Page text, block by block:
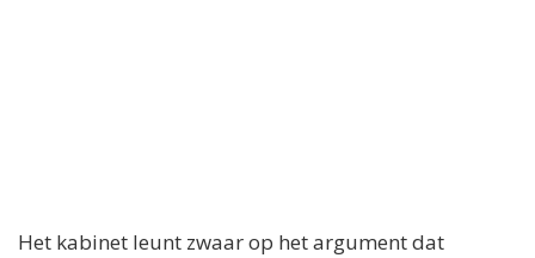
Het kabinet leunt zwaar op het argument dat